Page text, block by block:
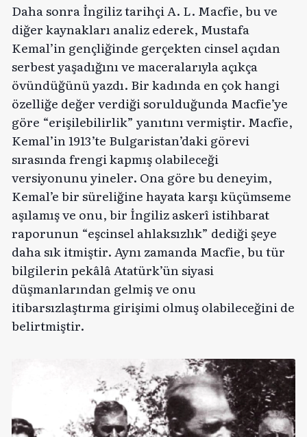
Daha sonra İngiliz tarihçi A. L. Macfie, bu ve
diğer kaynakları analiz ederek, Mustafa
Kemal’in gençliğinde gerçekten cinsel açıdan
serbest yaşadığını ve maceralarıyla açıkça
övündüğünü yazdı. Bir kadında en çok hangi
özelliğe değer verdiği sorulduğunda Macfie’ye
göre “erişilebilirlik” yanıtını vermiştir. Macfie,
Kemal’in 1913’te Bulgaristan’daki görevi
sırasında frengi kapmış olabileceği
versiyonunu yineler. Ona göre bu deneyim,
Kemal’e bir süreliğine hayata karşı küçümseme
aşılamış ve onu, bir İngiliz askerî istihbarat
raporunun “eşcinsel ahlaksızlık” dediği şeye
daha sık itmiştir. Aynı zamanda Macfie, bu tür
bilgilerin pekâlâ Atatürk’ün siyasi
düşmanlarından gelmiş ve onu
itibarsızlaştırma girişimi olmuş olabileceğini de
belirtmiştir.